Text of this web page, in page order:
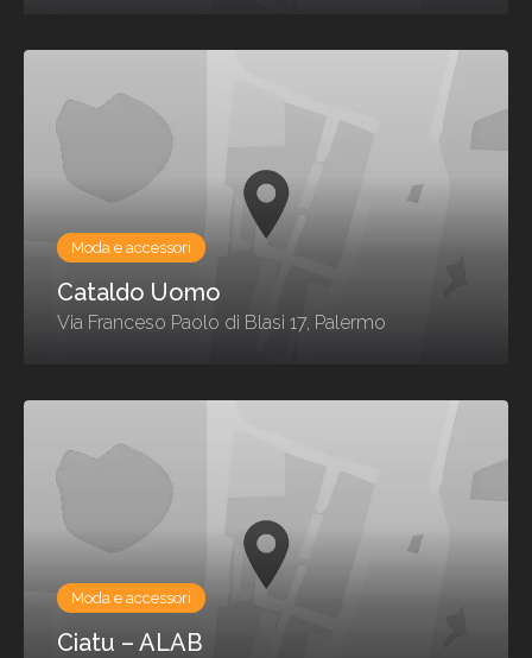
Moda e accessori
Cataldo Uomo
Via Franceso Paolo di Blasi 17, Palermo
Moda e accessori
Ciatu – ALAB